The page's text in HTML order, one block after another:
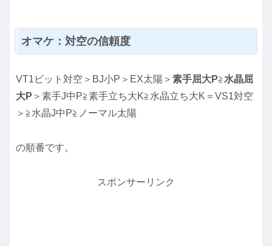
オマケ：対空の信頼度
VT1ビット対空＞BJ小P＞EX太陽＞ 素手屈大P≧ 水晶屈
大P ＞素手J中P≧素手立ち大K≧水晶立ち大K＝VS1対空
＞≧水晶J中P≧ノーマル太陽
の順番です。
スポンサーリンク